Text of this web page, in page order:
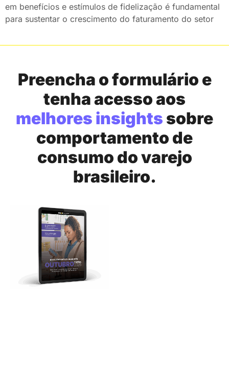
em benefícios e estímulos de fidelização é fundamental
para sustentar o crescimento do faturamento do setor
Preencha o formulário e
tenha acesso aos
melhores insights sobre
comportamento de
consumo do varejo
brasileiro.